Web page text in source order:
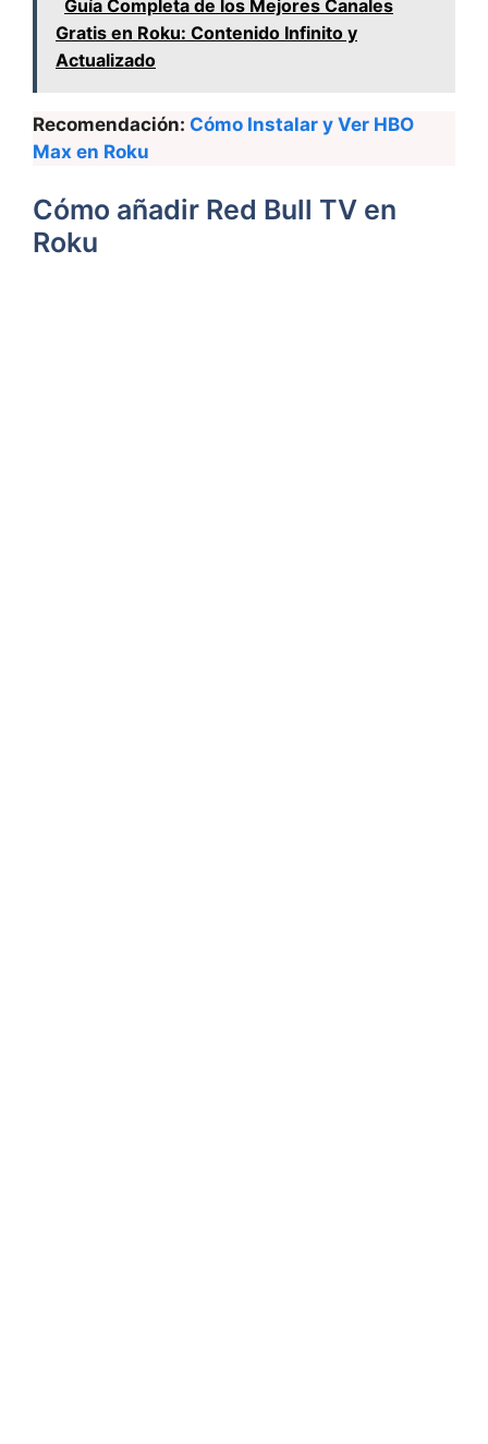
Guía Completa de los Mejores Canales
Gratis en Roku: Contenido Infinito y
Actualizado
Recomendación: Cómo Instalar y Ver HBO
Max en Roku
Cómo añadir Red Bull TV en
Roku